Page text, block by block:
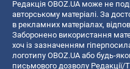
Редакція OBOZ.UA може не
авторському матеріалі. За
в рекламних матеріалах,
Заборонено використання
хоч із зазначенням
логотипу OBOZ.UA або будь-
письмового дозволу